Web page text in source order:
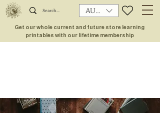
AUD (AU$)
Get our whole current and future store learning
printables with our lifetime membership